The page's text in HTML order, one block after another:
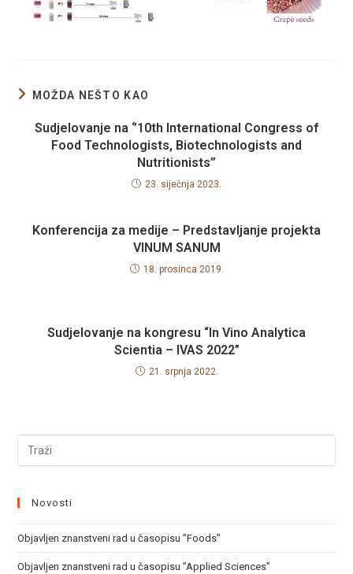
MOŽDA NEŠTO KAO
Sudjelovanje na ‘’10th International Congress of
Food Technologists, Biotechnologists and
Nutritionists’’
23. siječnja 2023.
Konferencija za medije – Predstavljanje projekta
VINUM SANUM
18. prosinca 2019.
Sudjelovanje na kongresu “In Vino Analytica
Scientia – IVAS 2022”
21. srpnja 2022.
Novosti
Objavljen znanstveni rad u časopisu ”Foods”
Objavljen znanstveni rad u časopisu ”Applied Sciences”